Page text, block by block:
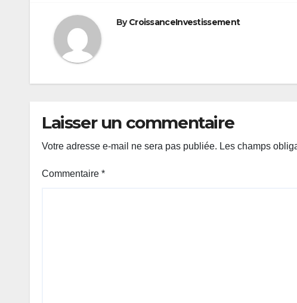
l’article
ByCroissanceInvestissement
Laisser un commentaire
Votre adresse e-mail ne sera pas publiée. Les champs
Commentaire *